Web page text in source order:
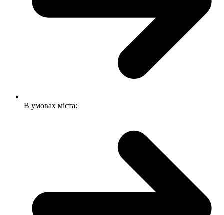
В умовах міста: